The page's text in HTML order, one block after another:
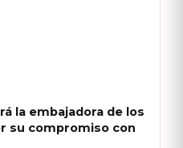
la embajadora de los
su compromiso con